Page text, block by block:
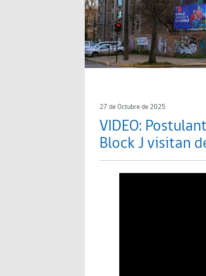
27 de Octubre de 2025
VIDEO:
Block J visitan